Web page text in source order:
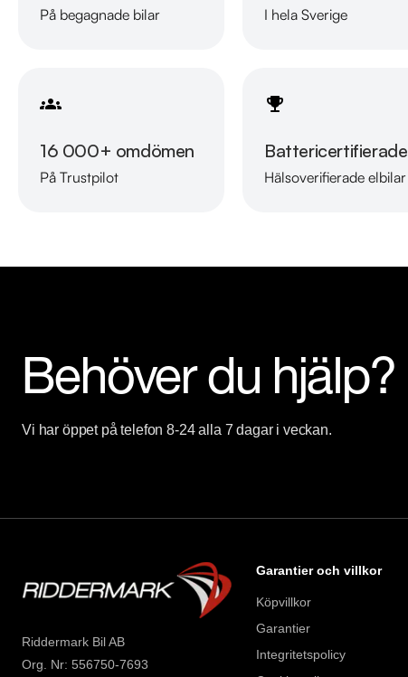
På begagnade bilar I hela Sverige
16 000+ omdömen
På Trustpilot
Battericertifierade
Hälsoverifierade elbilar
Behöver du hjälp?
Vi har öppet på telefon 8-24 alla 7 dagar i veckan.
Riddermark Bil AB
Org. Nr: 556750-7693
Garantier och villkor
Köpvillkor
Garantier
Integritetspolicy